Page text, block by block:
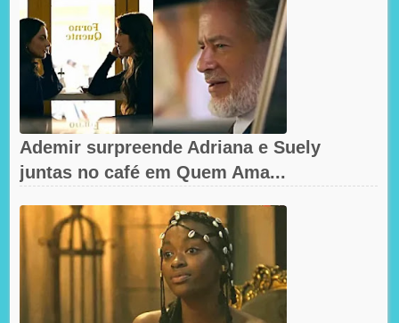
Ademir surpreende Adriana e Suely
juntas no café em Quem Ama...